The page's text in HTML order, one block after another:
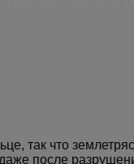
так что
после